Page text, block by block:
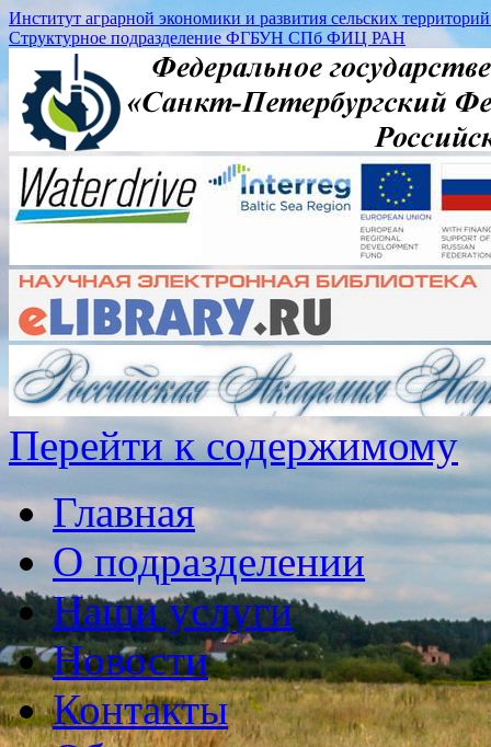
Институт аграрной экономики и развития сельских
Структурное подразделение ФГБУН СПб ФИЦ РАН
Перейти к содержимому
Главная
О подразделении
Наши услуги
Новости
Контакты